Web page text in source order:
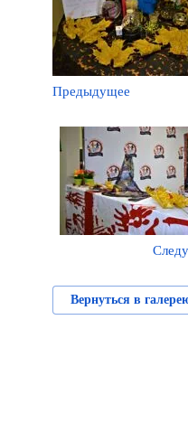
Предыдущее
Вернуться в